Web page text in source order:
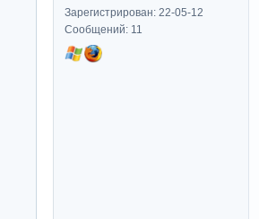
Зарегистрирован: 22-05-12
Сообщений: 11